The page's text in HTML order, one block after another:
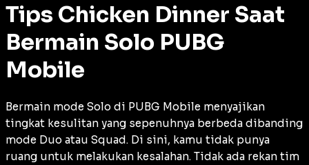
Tips Chicken Dinner Saat
Bermain Solo PUBG
Mobile
Bermain mode Solo di PUBG Mobile menyajikan
tingkat kesulitan yang sepenuhnya berbeda dibanding
mode Duo atau Squad. Di sini, kamu tidak punya
ruang untuk melakukan kesalahan. Tidak ada rekan tim